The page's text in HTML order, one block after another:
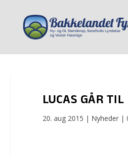
LUCAS GÅR
20. aug 2015 | Nyheder |